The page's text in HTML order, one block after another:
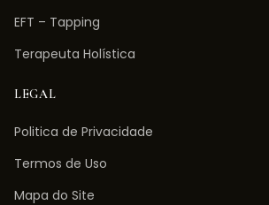
EFT – Tapping
Terapeuta Holística
LEGAL
Politica de Privacidade
Termos de Uso
Mapa do Site